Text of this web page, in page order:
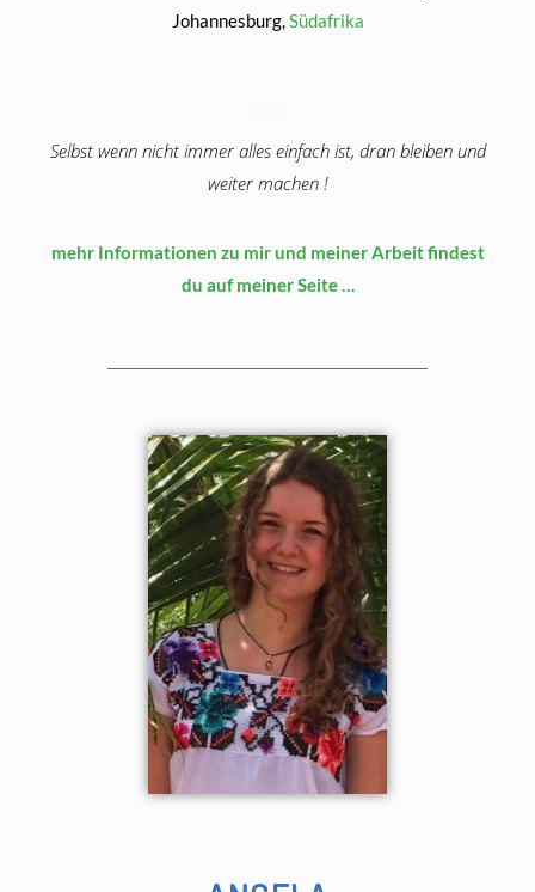
Johannesburg, Südafrika
Selbst wenn nicht immer alles einfach ist, dran bleiben und
weiter machen !
mehr Informationen zu mir und meiner Arbeit findest
du auf meiner Seite …